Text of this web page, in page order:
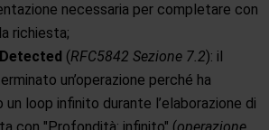
necessaria per completare con
richiesta;
(RFC5842 Sezione 7.2): il
un’operazione perché ha
loop infinito durante l’elaborazione di